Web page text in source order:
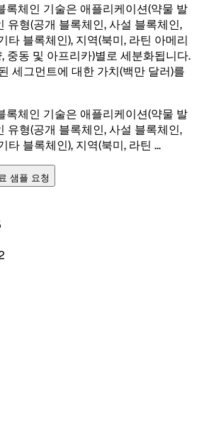
록체인 기술은 애플리케이션(약물 발
유형(공개 블록체인, 사설 블록체인,
타 블록체인), 지역(북미, 라틴 아메리
중동 및 아프리카)별로 세분화됩니다.
세그먼트에 대한 가치(백만 달러)를
록체인 기술은 애플리케이션(약물 발
유형(공개 블록체인, 사설 블록체인,
타 블록체인), 지역(북미, 라틴 ...
샘플 요청